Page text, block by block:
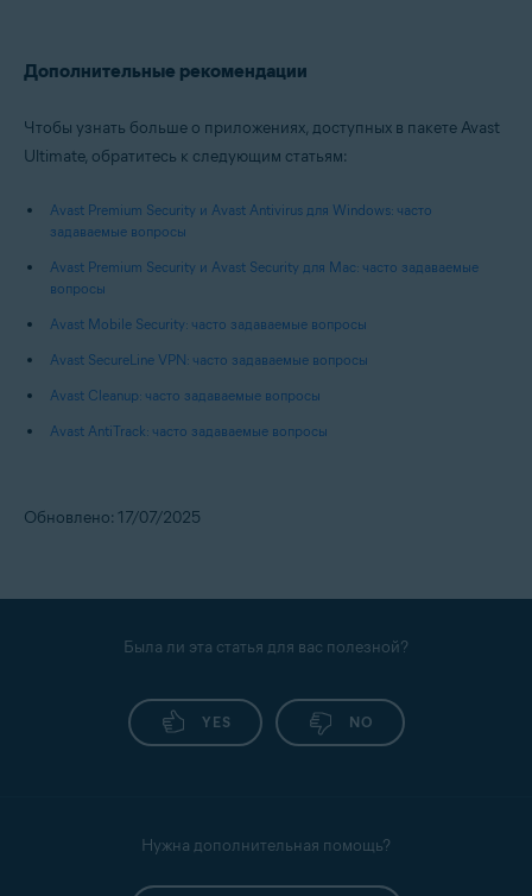
Дополнительные рекомендации
Чтобы узнать больше о приложениях, доступных в пакете Avast
Ultimate, обратитесь к следующим статьям:
Avast Premium Security и Avast Antivirus для Windows: часто
задаваемые вопросы
Avast Premium Security и Avast Security для Mac: часто задаваемые
вопросы
Avast Mobile Security: часто задаваемые вопросы
Avast SecureLine VPN: часто задаваемые вопросы
Avast Cleanup: часто задаваемые вопросы
Avast AntiTrack: часто задаваемые вопросы
Обновлено: 17/07/2025
Была ли эта статья для вас полезной?
YES NO
Нужна дополнительная помощь?